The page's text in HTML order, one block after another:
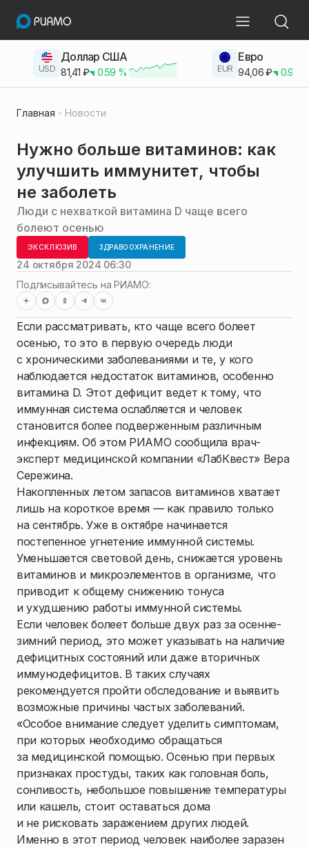
USD
Доллар США
81,41 ₽ 0.59 % EUR
Евро
94,06₽ 0.93
Главная Новости
Нужно больше витаминов: как
улучшить иммунитет, чтобы
не заболеть
Люди с нехваткой витамина D чаще всего
болеют осенью
ЭКСКЛЮЗИВ ЗДРАВООХРАНЕНИЕ
24 октября 2024 06:30
Подписывайтесь на РИАМО:
Если рассматривать, кто чаще всего болеет
осенью, то это в первую очередь люди
с хроническими заболеваниями и те, у кого
наблюдается недостаток витаминов, особенно
витамина D. Этот дефицит ведет к тому, что
иммунная система ослабляется и человек
становится более подверженным различным
инфекциям. Об этом РИАМО сообщила врач-
эксперт медицинской компании «ЛабКвест» Вера
Сережина.
Накопленных летом запасов витаминов хватает
лишь на короткое время — как правило только
на сентябрь. Уже в октябре начинается
постепенное угнетение иммунной системы.
Уменьшается световой день, снижается уровень
витаминов и микроэлементов в организме, что
приводит к общему снижению тонуса
и ухудшению работы иммунной системы.
Если человек болеет больше двух раз за осенне-
зимний период, это может указывать на наличие
дефицитных состояний или даже вторичных
иммунодефицитов. В таких случаях
рекомендуется пройти обследование и выявить
возможные причины частых заболеваний.
«Особое внимание следует уделить симптомам,
при которых необходимо обращаться
за медицинской помощью. Осенью при первых
признаках простуды, таких как головная боль,
сонливость, небольшое повышение температуры
или кашель, стоит оставаться дома
и не рисковать заражением других людей.
Именно в этот период человек наиболее заразен